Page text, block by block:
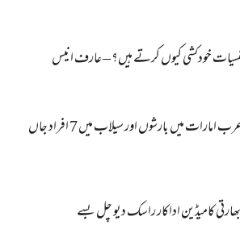
خودکشی کیوں کرتے ہیں؟ – عارف انیس
متحدہ عرب امارات میں بارشوں اور سیلاب میں 7 افراد جاں
کامیڈین اداکار راسک دیو چل بسے